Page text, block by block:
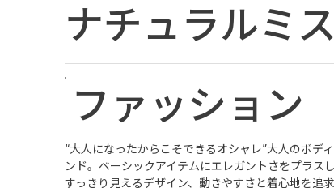
ナチュラルミ
ファッション
“大人になったからこそできるオシャレ”大人のボデ
ンド。ベーシックアイテムにエレガントさをプラス
すっきり見えるデザイン、動きやすさと着心地を追